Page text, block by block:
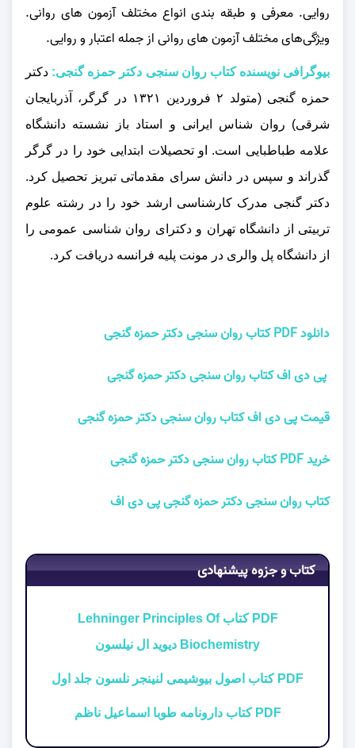
روایی. معرفی و طبقه‌ بندی انواع مختلف آزمون‌ های روانی.
ویژگی‌های مختلف آزمون‌ های روانی از جمله اعتبار و روایی.
بیوگرافی نویسنده کتاب روان سنجی دکتر حمزه گنجی: دکتر
حمزه گنجی
(متولد ۲ فروردین ۱۳۲۱ در گرگر، آذربایجان
شرقی) روان‌ شناس ایرانی و استاد باز نشسته دانشگاه
علامه طباطبایی است. او تحصیلات ابتدایی خود را در گرگر
گذراند و سپس در دانش سرای مقدماتی تبریز تحصیل کرد.
دکتر گنجی مدرک کارشناسی ارشد خود را در رشته علوم
تربیتی از دانشگاه تهران و دکترای روان شناسی عمومی را
از دانشگاه پل والری در مونت‌ پلیه فرانسه دریافت کرد.
دانلود PDF کتاب روان سنجی دکتر حمزه گنجی
پی دی اف کتاب روان سنجی دکتر حمزه گنجی
قیمت پی دی اف کتاب روان سنجی دکتر حمزه گنجی
خرید PDF کتاب روان سنجی دکتر حمزه گنجی
کتاب روان سنجی دکتر حمزه گنجی پی دی اف
کتاب و جزوه پیشنهادی
PDF کتاب Lehninger Principles Of
Biochemistry دیوید ال نیلسون
PDF کتاب اصول بیوشیمی لنینجر نلسون جلد اول
PDF کتاب دارونامه طوبا اسماعیل ناظم